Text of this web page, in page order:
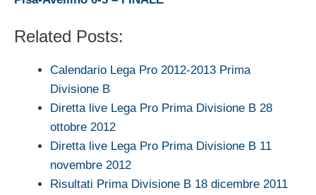
Related Posts:
Calendario Lega Pro 2012-2013 Prima
Divisione B
Diretta live Lega Pro Prima Divisione B 28
ottobre 2012
Diretta live Lega Pro Prima Divisione B 11
novembre 2012
Risultati Prima Divisione B 18 dicembre 2011